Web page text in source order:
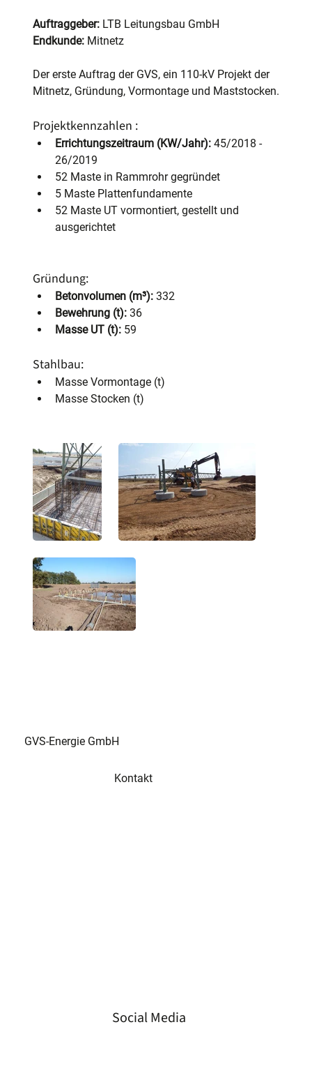
Auftraggeber: LTB Leitungsbau GmbH
Endkunde: Mitnetz
Der erste Auftrag der GVS, ein 110-kV Projekt der
Mitnetz, Gründung, Vormontage und Maststocken.
Projektkennzahlen :
Errichtungszeitraum (KW/Jahr): 45/2018 -
26/2019
52 Maste in Rammrohr gegründet
5 Maste Plattenfundamente
52 Maste UT vormontiert, gestellt und
ausgerichtet
Gründung:
Betonvolumen (m³): 332
Bewehrung (t): 36
Masse UT (t): 59
Stahlbau:
Masse Vormontage (t)
Masse Stocken (t)
GVS-Energie GmbH
Kontakt
Social Media